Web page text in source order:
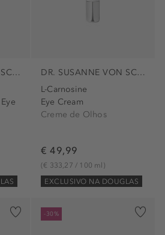
DR. SUSANNE VON SCHMIEDEBERG
DR. SUSANNE VON SCHMIEDEBERG
L-Carnosine
Eye Cream
Creme de Olhos
€ 49,99
(€ 333,27 / 100 ml)
EXCLUSIVO NA DOUGLAS
-30%